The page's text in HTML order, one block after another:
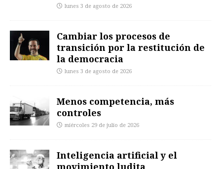
lunes 3 de agosto de 2026
Cambiar los procesos de
transición por la restitución de
la democracia
lunes 3 de agosto de 2026
Menos competencia, más
controles
miércoles 29 de julio de 2026
Inteligencia artificial y el
movimiento ludita